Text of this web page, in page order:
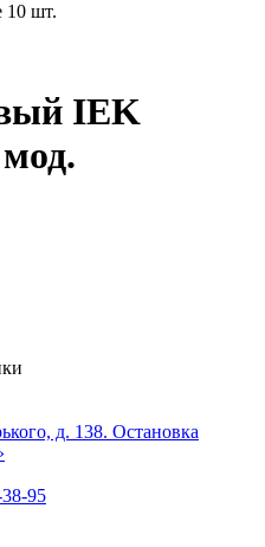
10 шт.
IEK
д. 138. Остановка
95